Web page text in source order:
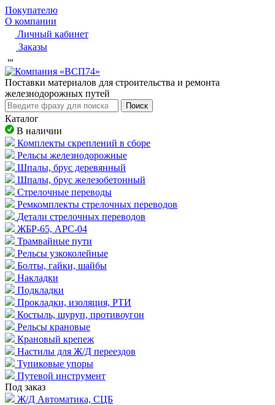
Покупателю
О компании
Личный кабинет
Заказы
Пocтaвки мaтepиaлoв для cтpoитeльcтвa и peмoнтa
жeлeзнoдopoжныx путeй
Поиск
Каталог
В наличии
Комплекты скреплений в сборе
Рельсы железнодорожные
Шпалы, брус деревянный
Шпалы, брус железобетонный
Стрелочные переводы
Ремкомплекты стрелочных переводов
Детали стрелочных переводов
ЖБР-65, АРС-04
Трамвайные пути
Рельсы узкоколейные
Болты, гайки, шайбы
Накладки
Подкладки
Прокладки, изоляция, РТИ
Костыль, шуруп, противоугон
Рельсы крановые
Крановый крепеж
Настилы для Ж/Д переездов
Тупиковые упоры
Путевой инструмент
Под заказ
Ж/Д Автоматика, СЦБ